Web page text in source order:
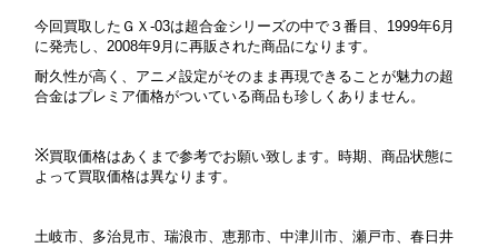
今回買取したＧＸ-03は超合金シリーズの中で３番目、1999年6月
に発売し、2008年9月に再販された商品になります。
耐久性が高く、アニメ設定がそのまま再現できることが魅力の超
合金はプレミア価格がついている商品も珍しくありません。
※買取価格はあくまで参考でお願い致します。時期、商品状態に
よって買取価格は異なります。
土岐市、多治見市、瑞浪市、恵那市、中津川市、瀬戸市、春日井